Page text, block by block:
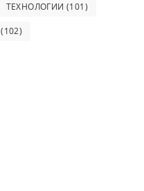
ТЕХНОЛОГИИ (101)
(102)